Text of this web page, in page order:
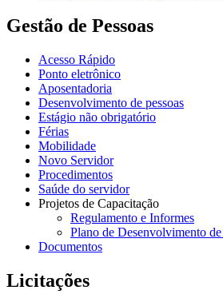
Gestão de Pessoas
Acesso Rápido
Ponto eletrônico
Aposentadoria
Desenvolvimento de pessoas
Estágio não obrigatório
Férias
Mobilidade
Novo Servidor
Procedimentos
Saúde do servidor
Projetos de Capacitação
Regulamento e Informes
Plano de Desenvolvimento de
Documentos
Licitações